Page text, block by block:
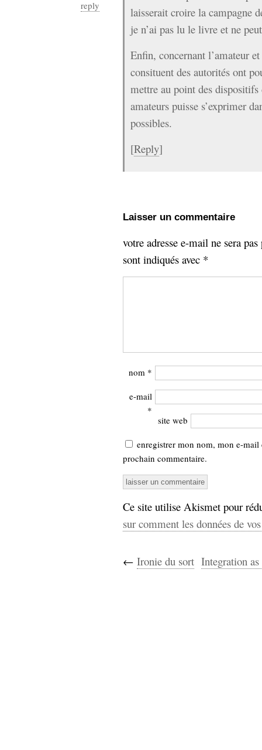
reply
laisserait croire la campagne
je n’ai pas lu le livre et ne
Enfin, concernant l’amateur
consituent des autorités ont
mettre au point des
amateurs puisse s’exprimer
possibles.
[Reply]
Laisser un commentaire
votre adresse e-mail ne sera
sont indiqués avec *
nom *
e-mail
*
site web
enregistrer mon nom, mon e-
prochain commentaire.
Ce site utilise Akismet pour
sur comment les données de
← Ironie du sort Integration